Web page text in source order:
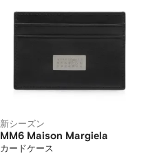
新シーズン
MM6 Maison Margiela
カードケース